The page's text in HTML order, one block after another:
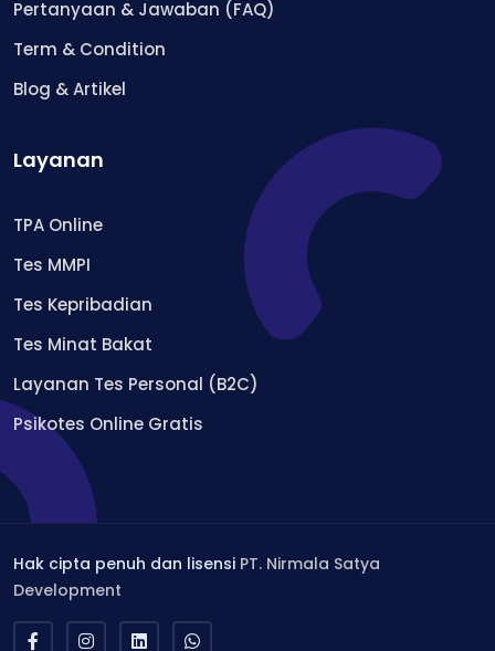
Pertanyaan & Jawaban (FAQ)
Term & Condition
Blog & Artikel
Layanan
TPA Online
Tes MMPI
Tes Kepribadian
Tes Minat Bakat
Layanan Tes Personal (B2C)
Psikotes Online Gratis
Hak cipta penuh dan lisensi PT. Nirmala Satya
Development